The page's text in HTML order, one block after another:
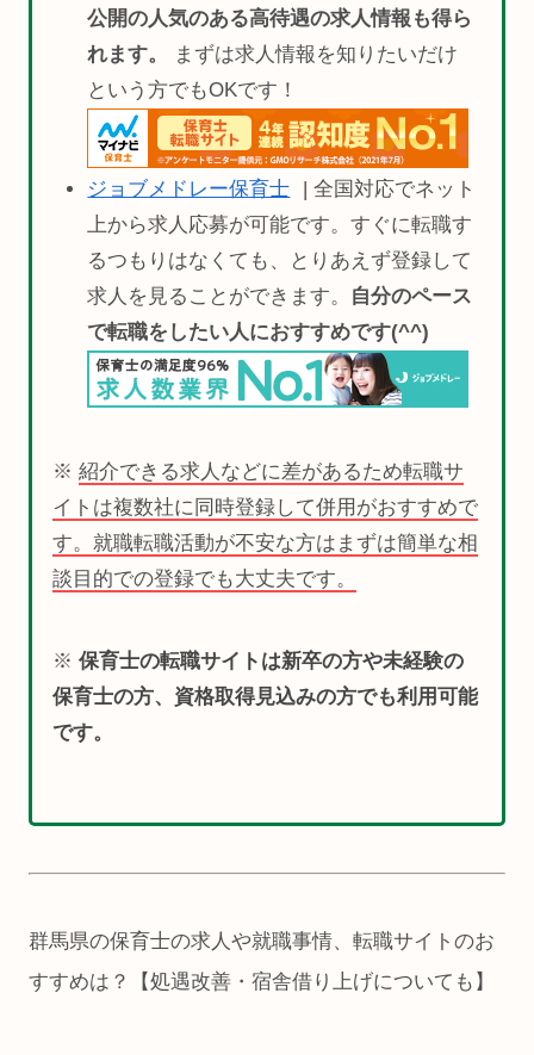
公開の人気のある高待遇の求人情報も得ら
れます。
まずは求人情報を知りたいだけ
という方でもOKです！
ジョブメドレー保育士
| 全国対応でネット
上から求人応募が可能です。すぐに転職す
るつもりはなくても、とりあえず登録して
求人を見ることができます。 自分のペース
で転職をしたい人におすすめです(^^)
※ 紹介できる求人などに差があるため転職サ
イトは複数社に同時登録して併用がおすすめで
す。就職転職活動が不安な方はまずは簡単な相
談目的での登録でも大丈夫です。
※ 保育士の転職サイトは新卒の方や未経験の
保育士の方、資格取得見込みの方でも利用可能
です。
群馬県の保育士の求人や就職事情、転職サイトのお
すすめは？【処遇改善・宿舎借り上げについても】